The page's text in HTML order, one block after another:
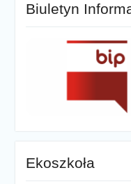
Biuletyn
Ekoszkoła